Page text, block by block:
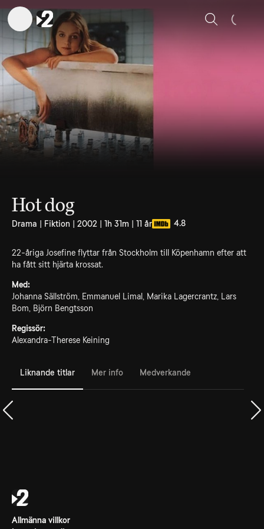
Sök
Hot dog
Drama | Fiktion | 2002 | 1h 31m | 11 år 4.8
22-åriga Josefine flyttar från Stockholm till Köpenhamn efter att
ha fått sitt hjärta krossat.
Med:
Johanna Sällström, Emmanuel Limal, Marika Lagercrantz, Lars
Bom, Björn Bengtsson
Regissör:
Alexandra-Therese Keining
Liknande titlar Mer info Medverkande
Allmänna villkor